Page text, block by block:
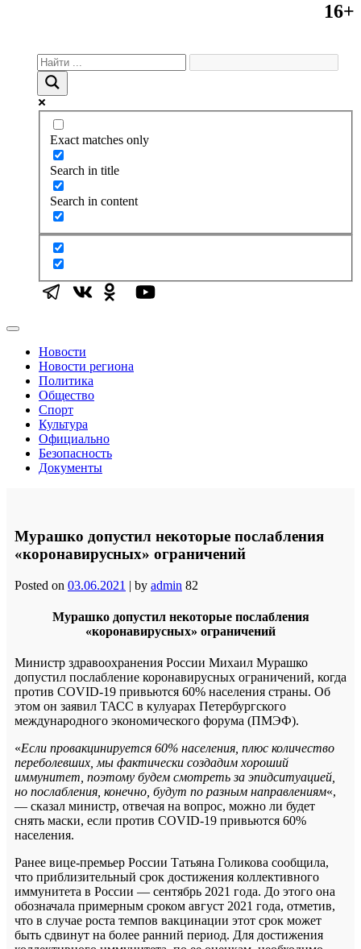
16+
Exact matches only
Search in title
Search in content
Новости
Новости региона
Политика
Общество
Спорт
Культура
Официально
Безопасность
Документы
Мурашко допустил некоторые послабления
«коронавирусных» ограничений
Posted on 03.06.2021 | by admin 82
Мурашко допустил некоторые послабления
«коронавирусных» ограничений
Министр здравоохранения России Михаил Мурашко
допустил послабление коронавирусных ограничений, когда
против COVID-19 привьются 60% населения страны. Об
этом он заявил ТАСС в кулуарах Петербургского
международного экономического форума (ПМЭФ).
«Если провакцинируется 60% населения, плюс количество
переболевших, мы фактически создадим хороший
иммунитет, поэтому будем смотреть за эпидситуацией,
но послабления, конечно, будут по разным направлениям«,
— сказал министр, отвечая на вопрос, можно ли будет
снять маски, если против COVID-19 привьются 60%
населения.
​​​​​​Ранее вице-премьер России Татьяна Голикова сообщила,
что приблизительный срок достижения коллективного
иммунитета в России — сентябрь 2021 года. До этого она
обозначала примерным сроком август 2021 года, отметив,
что в случае роста темпов вакцинации этот срок может
быть сдвинут на более ранний период. Для достижения